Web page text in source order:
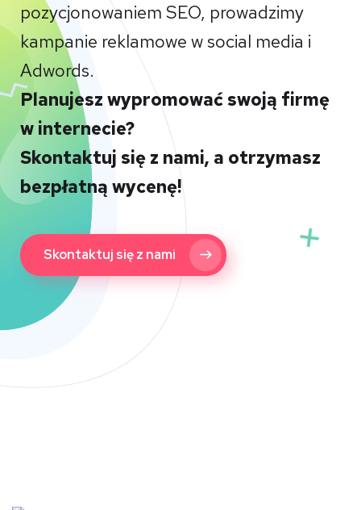
pozycjonowaniem SEO, prowadzimy
kampanie reklamowe w social media i
Adwords.
Planujesz wypromować swoją firmę
w internecie?
Skontaktuj się z nami, a otrzymasz
bezpłatną wycenę!
Skontaktuj się z nami